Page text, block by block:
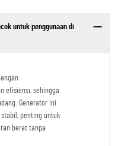
untuk penggunaan di
efisiensi, sehingga
Generator ini
penting untuk
berat tanpa